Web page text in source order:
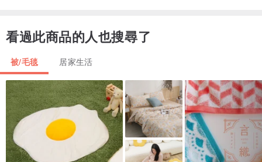
增加。感謝您在這個前所未有的時期的理解。
如果您有任何疑問或規格，請給我留言，我們將進行討論！
感謝您選擇我的小手工藝品生意！
你的父母
看過此商品的人也搜尋了
被/毛毯 居家生活